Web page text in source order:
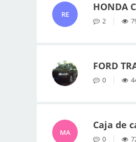
RE
HONDA
2
FORD
0
MA
Caja de
0